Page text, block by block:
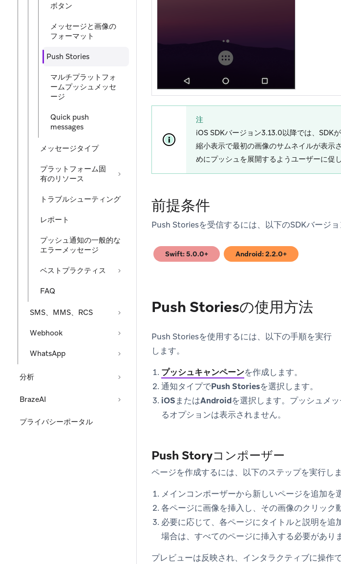
ボタン
メッセージと画像の
フォーマット
Push Stories
マルチプラットフォ
ームプッシュメッセ
ージ
Quick push
messages
メッセージタイプ
プラットフォーム固
有のリソース
トラブルシューティング
レポート
プッシュ通知の一般的な
エラーメッセージ
ベストプラクティス
FAQ
SMS、MMS、RCS
Webhook
WhatsApp
分析
BrazeAI
プライバシーポータル
注
iOS SDKバージョン3.13.0以降では、SDK
縮小表示で最初の画像のサムネイルが表示
めにプッシュを展開するようユーザーに促
前提条件
Push Storiesを受信するには、以下のSDKバージョ
Swift: 5.0.0+
(opens in new tab) Android: 2.2.0+
(opens in new tab)
Push Storiesの使用方法
Push Storiesを使用するには、以下の手順を実行
します。
プッシュキャンペーンを作成します。
通知タイプでPush Storiesを選択します。
iOSまたはAndroidを選択します。プッシュメ
るオプションは表示されません。
Push Storyコンポーザー
ページを作成するには、以下のステップを実行しま
メインコンポーザーから新しいページを追加を
各ページに画像を挿入し、その画像のクリック
必要に応じて、各ページにタイトルと説明を追
場合は、すべてのページに挿入する必要があり
プレビューは反映され、インタラクティブに操作で